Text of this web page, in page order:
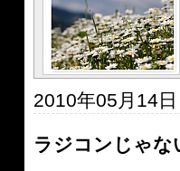
2010年05月14
ラジコンじゃな